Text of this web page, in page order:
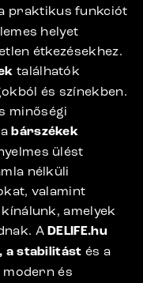
praktikus funkciót
helyet
étkezésekhez.
találhatók
és színekben.
minőségi
abárszékek
ülést
nélküli
valamint
amelyek
ADELIFE.hu
a stabilitást és a
modern és